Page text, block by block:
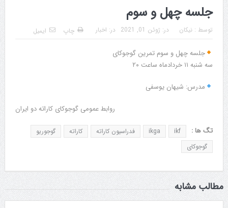
جلسه چهل و سوم
توسط : نیکان در: ژوئن 01, 2021 در: اخبار چاپ ایمیل
جلسه چهل و سوم تمرین گوجوکای
سه شنبه ۱۱ خردادماه ساعت ۲۰
مدرس: شیهان یوسفی
روابط عمومی گوجوکای کاراته دو ایران
تگ ها : ikf
ikga فدراسیون کاراته کاراته
گوجوریو
گوجوکای
مطالب مشابه